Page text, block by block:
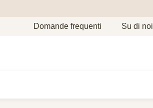
Domande frequenti Su di noi